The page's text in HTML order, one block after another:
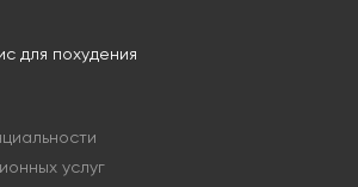
для похудения
услуг